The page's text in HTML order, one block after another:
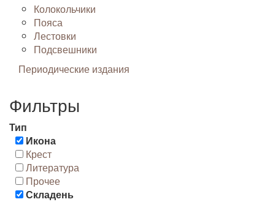
Колокольчики
Пояса
Лестовки
Подсвешники
Периодические издания
Фильтры
Тип
Икона
Крест
Литература
Прочее
Складень